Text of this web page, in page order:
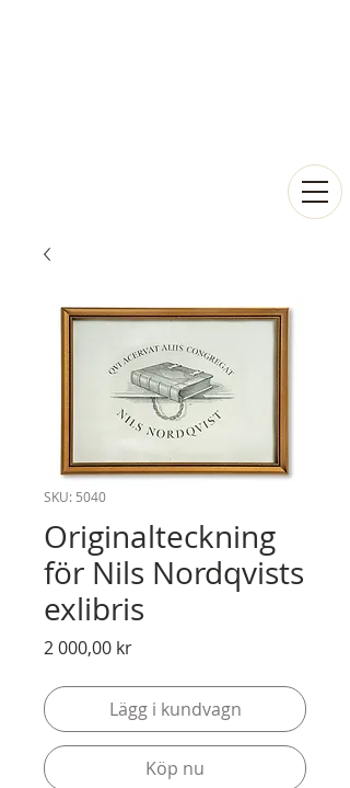
SKU: 5040
Originalteckning
för Nils Nordqvists
exlibris
2 000,00 krPris
Lägg i kundvagn
Köp nu